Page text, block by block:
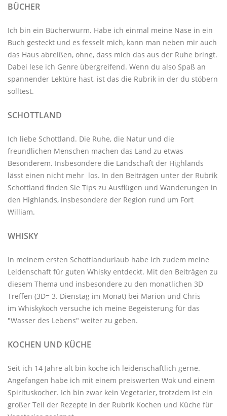
BÜCHER
Ich bin ein Bücherwurm. Habe ich einmal meine Nase in ein
Buch gesteckt und es fesselt mich, kann man neben mir auch
das Haus abreißen, ohne, dass mich das aus der Ruhe bringt.
Dabei lese ich Genre übergreifend. Wenn du also Spaß an
spannender Lektüre hast, ist das die Rubrik in der du stöbern
solltest.
SCHOTTLAND
Ich liebe Schottland. Die Ruhe, die Natur und die
freundlichen Menschen machen das Land zu etwas
Besonderem. Insbesondere die Landschaft der Highlands
lässt einen nicht mehr los. In den Beiträgen unter der Rubrik
Schottland finden Sie Tips zu Ausflügen und Wanderungen in
den Highlands, insbesondere der Region rund um Fort
William.
WHISKY
In meinem ersten Schottlandurlaub habe ich zudem meine
Leidenschaft für guten Whisky entdeckt. Mit den Beiträgen zu
diesem Thema und insbesondere zu den monatlichen 3D
Treffen (3D= 3. Dienstag im Monat) bei Marion und Chris
im Whiskykoch versuche ich meine Begeisterung für das
"Wasser des Lebens" weiter zu geben.
KOCHEN UND KÜCHE
Seit ich 14 Jahre alt bin koche ich leidenschaftlich gerne.
Angefangen habe ich mit einem preiswerten Wok und einem
Spirituskocher. Ich bin zwar kein Vegetarier, trotzdem ist ein
großer Teil der Rezepte in der Rubrik Kochen und Küche für